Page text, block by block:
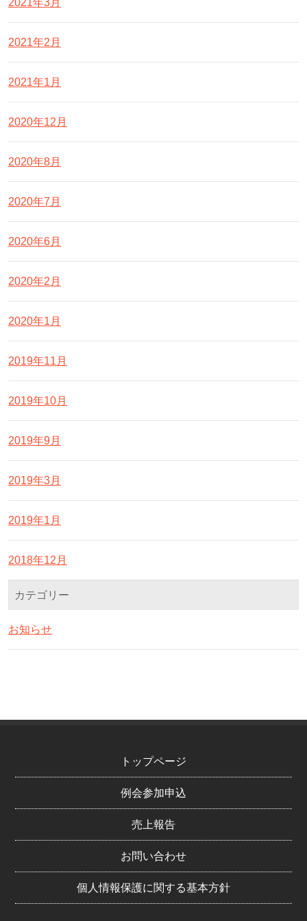
2021年3月
2021年2月
2021年1月
2020年12月
2020年8月
2020年7月
2020年6月
2020年2月
2020年1月
2019年11月
2019年10月
2019年9月
2019年3月
2019年1月
2018年12月
カテゴリー
お知らせ
トップページ
例会参加申込
売上報告
お問い合わせ
個人情報保護に関する基本方針